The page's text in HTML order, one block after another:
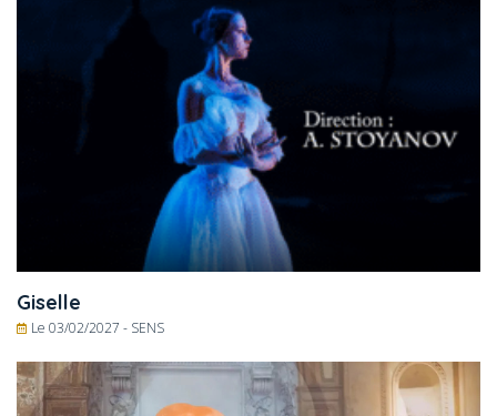
Giselle
Le 03/02/2027 - SENS